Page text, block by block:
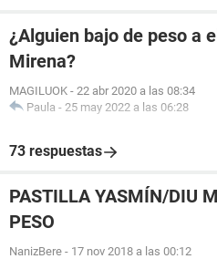
¿Alguien bajo de peso a
Mirena?
MAGILUOK - 22 abr 2020 a las 08:34
Paula - 25 may 2022 a las 06:28
73 respuestas
PASTILLA YASMÍN/DIU
PESO
NanizBere - 17 nov 2018 a las 00:12